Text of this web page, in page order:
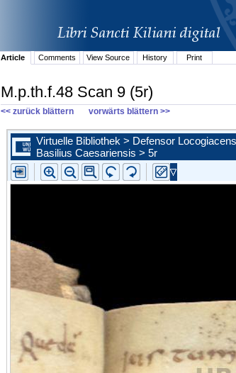
Article
Comments View Source History Print
M.p.th.f.48 Scan 9 (5r)
<< zurück blättern vorwärts blättern >>